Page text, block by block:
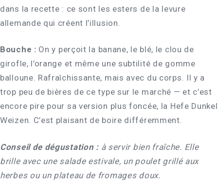
dans la recette : ce sont les esters de la levure
allemande qui créent l’illusion.
Bouche : On y perçoit la banane, le blé, le clou de
girofle, l’orange et même une subtilité de gomme
balloune. Rafraîchissante, mais avec du corps. Il y a
trop peu de bières de ce type sur le marché — et c’est
encore pire pour sa version plus foncée, la Hefe Dunkel
Weizen. C’est plaisant de boire différemment.
Conseil de dégustation : à servir bien fraîche. Elle
brille avec une salade estivale, un poulet grillé aux
herbes ou un plateau de fromages doux.